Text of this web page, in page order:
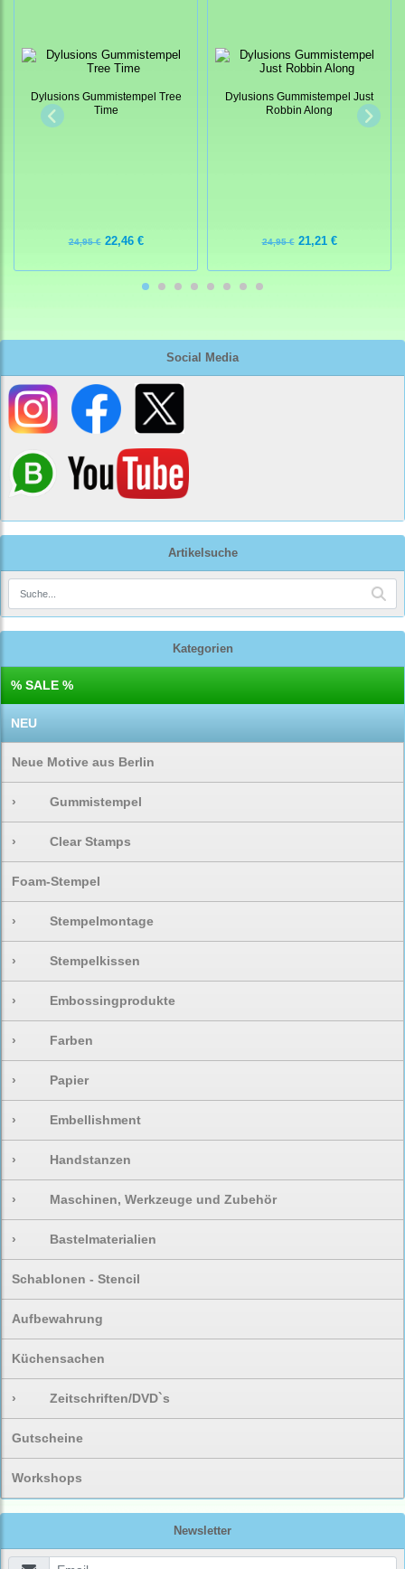
Social Media
Artikelsuche
Kategorien
% SALE %
NEU
Neue Motive aus Berlin
› Gummistempel
› Clear Stamps
Foam-Stempel
› Stempelmontage
› Stempelkissen
› Embossingprodukte
› Farben
› Papier
› Embellishment
› Handstanzen
› Maschinen, Werkzeuge und Zubehör
› Bastelmaterialien
Schablonen - Stencil
Aufbewahrung
Küchensachen
› Zeitschriften/DVD`s
Gutscheine
Workshops
Newsletter
Dylusions Gummistempel Tree
Time
24,95 €22,46 €
Dylusions Gummistempel Just
Robbin Along
24,95 €21,21 €